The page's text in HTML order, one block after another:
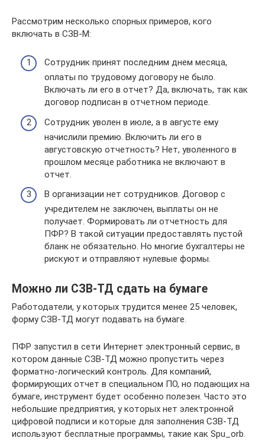
Рассмотрим несколько спорных примеров, кого
включать в СЗВ-М:
Сотрудник принят последним днем месяца,
оплаты по трудовому договору не было.
Включать ли его в отчет? Да, включать, так как
договор подписан в отчетном периоде.
Сотрудник уволен в июле, а в августе ему
начислили премию. Включить ли его в
августовскую отчетность? Нет, уволенного в
прошлом месяце работника не включают в
отчет.
В организации нет сотрудников. Договор с
учредителем не заключен, выплаты он не
получает. Формировать ли отчетность для
ПФР? В такой ситуации предоставлять пустой
бланк не обязательно. Но многие бухгалтеры не
рискуют и отправляют нулевые формы.
Можно ли СЗВ-ТД сдать на бумаге
Работодатели, у которых трудится менее 25 человек,
форму СЗВ-ТД могут подавать на бумаге.
ПФР запустил в сети Интернет электронный сервис, в
котором данные СЗВ-ТД можно пропустить через
форматно-логический контроль. Для компаний,
формирующих отчет в специальном ПО, но подающих на
бумаге, инструмент будет особенно полезен. Часто это
небольшие предприятия, у которых нет электронной
цифровой подписи и которые для заполнения СЗВ-ТД
используют бесплатные программы, такие как Spu_orb.